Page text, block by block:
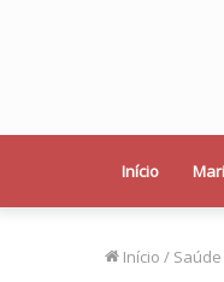
Início
Início / Saúde